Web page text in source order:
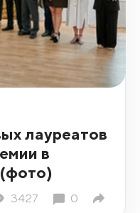
лауреатов
в
3427 0